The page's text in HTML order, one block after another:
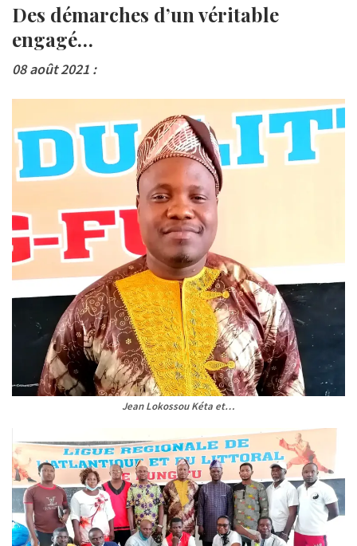
Des démarches d’un véritable
engagé…
08 août 2021 :
Jean Lokossou Kéta et…